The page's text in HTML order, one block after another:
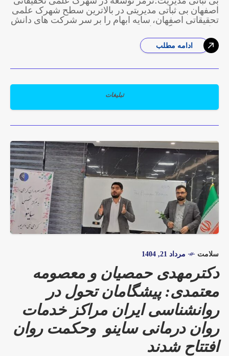
اصفهان بی ثباتی مدیریتی در بالاترین سطح شهرک علمی
تحقیقاتی اصفهان، سایه ابهام را بر سر شرکت های دانش
ادامه مطلب
تبلیغات
سلامت مرداد 21, 1404
دکترمهدی حمصیان و معصومه
معتمدی: پیشگامان تحول در
روانشناسی ایران مراکز خدمات
روان درمانی ساینو وحکمت روان
افتتاح شدند